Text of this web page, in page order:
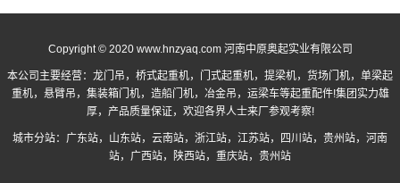
Copyright © 2020 www.hnzyaq.com 河南中原奥起实业有限公司
本公司主要经营： 龙门吊 ， 桥式起重机， 门式起重机，提梁机，货场门机，单梁起
重机，悬臂吊，集装箱门机，造船门机，冶金吊，运梁车等起重配件!集团实力雄
厚，产品质量保证，欢迎各界人士来厂参观考察!
城市分站： 广东站， 山东站， 云南站， 浙江站， 江苏站， 四川站， 贵州站， 河南
站， 广西站， 陕西站， 重庆站， 贵州站